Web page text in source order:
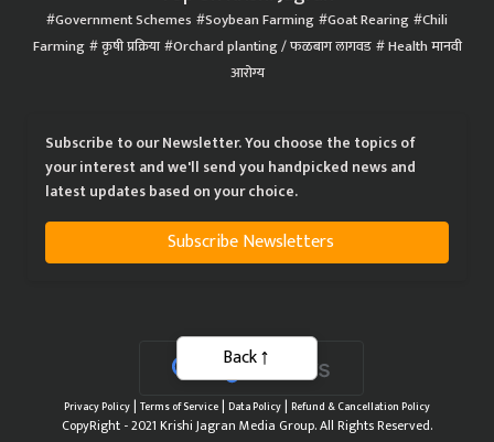
Government Schemes Soybean Farming Goat Rearing Chili
Farming कृषी प्रक्रिया Orchard planting / फळबाग लागवड Health मानवी
आरोग्य
Subscribe to our Newsletter. You choose the topics of
your interest and we'll send you handpicked news and
latest updates based on your choice.
Subscribe Newsletters
Privacy Policy| Terms of Service| Data Policy| Refund & Cancellation Policy
CopyRight - 2021 Krishi Jagran Media Group. All Rights Reserved.
Back